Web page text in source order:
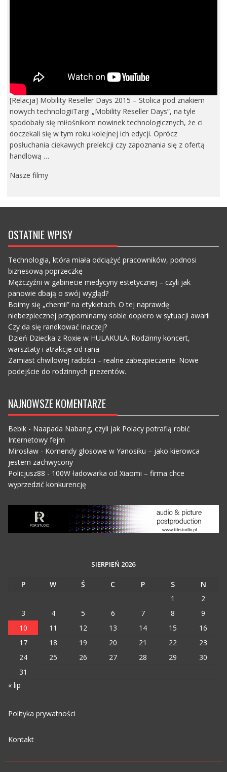
[Relacja] Mobility Reseller Days 2015 – Stolica pod znakiem
nowych technologiiTargi „Mobility Reseller Days”, na tyle
spodobały się miłośnikom nowinek technologicznych, że ci
doczekali się w tym roku kolejnej ich edycji. Oprócz
posłuchania ciekawych prelekcji czy zapoznania się z ofertą
handlową …
Nasze filmy
OSTATNIE WPISY
Technologia, która miała odciążyć pracowników, podnosi
biznesową poprzeczkę
Mężczyźni w gabinecie medycyny estetycznej – czyli jak
panowie dbają o swój wygląd?
Boimy się „chemii” na etykietach. O tej naprawdę
niebezpiecznej przypominamy sobie dopiero w sytuacji awarii
Czy da się randkować inaczej?
Dzień Dziecka z Roxie w HULAKULA. Rodzinny koncert,
warsztaty i atrakcje od rana
Zamiast chwilowej radości – realne zabezpieczenie. Nowe
podejście do rodzinnych prezentów.
NAJNOWSZE KOMENTARZE
Bebik- Naapada Nabang, czyli jak Polacy potrafią robić
Internetowy fejm
Mirosław- Komendy głosowe w Yanosiku – jako kierowca
jestem zachwycony
Policjusz88 - 100W ładowarka od Xiaomi – firma chce
wyprzedzić konkurencję
SIERPIEŃ 2026
P W Ś C P S
N
1
2
3
4 5 6 7 8
9
10
11 12 13 14 15
16
17
18 19 20 21 22
23
24
25 26 27 28 29
30
31
« lip
Polityka prywatności
Kontakt